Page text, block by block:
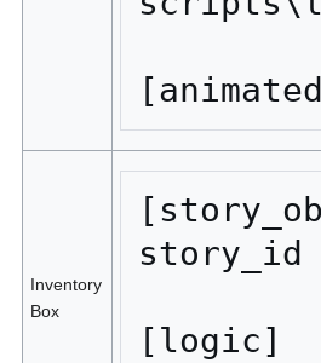
Inventory
Box
story_id
[logic]